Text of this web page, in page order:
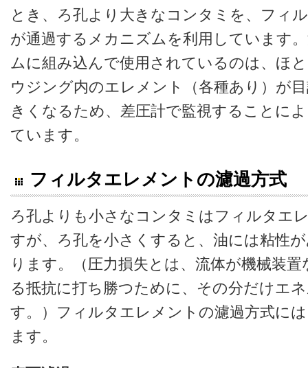
とき、ろ孔より大きなコンタミを、フィ
が通過するメカニズムを利用しています
ムに組み込んで使用されているのは、ほ
ウジング内のエレメント（各種あり）が
きくなるため、差圧計で監視することに
ています。
フィルタエレメントの濾過方式
ろ孔よりも小さなコンタミはフィルタエ
すが、ろ孔を小さくすると、油には粘性
ります。（圧力損失とは、流体が機械装
る抵抗に打ち勝つために、その分だけエ
す。）フィルタエレメントの濾過方式に
ます。